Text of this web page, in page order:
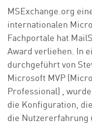
MSExchange.org
internationalen
Fachportale hat
Award verliehen. In
durchgeführt von
Microsoft MVP
Professional) ,
die Konfiguration,
die Nutzererfahrung